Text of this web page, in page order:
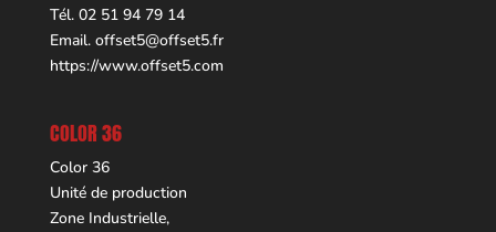
Tél. 02 51 94 79 14
Email. offset5@offset5.fr
https://www.offset5.com
COLOR 36
Color 36
Unité de production
Zone Industrielle,